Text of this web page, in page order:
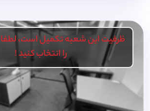
ظرفیت این شعبه تکمیل است، لطفا
را انتخاب کنید !